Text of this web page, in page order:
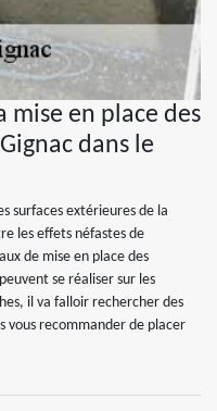
mise en place des
dans le
surfaces extérieures de la
les effets néfastes de
de mise en place des
se réaliser sur les
il va falloir rechercher des
vous recommander de placer